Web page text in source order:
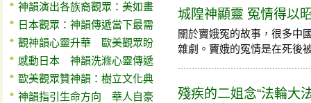
神韻演出各族裔觀眾：美如畫
日本觀眾：神韻傳遞當下最需
觀神韻心靈升華 歐美觀眾盼
感動日本 神韻洗滌心靈傳遞
歐美觀眾贊神韻：樹立文化典
神韻指引生命方向 華人自豪
城隍神顯靈 冤情得以
關於竇娥冤的故事，很多中
雜劇。竇娥的冤情是在死後
殘疾的二姐念“法輪大